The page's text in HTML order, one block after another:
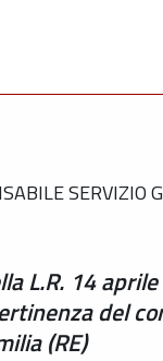
SERVIZIO
L.R. 14
del
(RE)